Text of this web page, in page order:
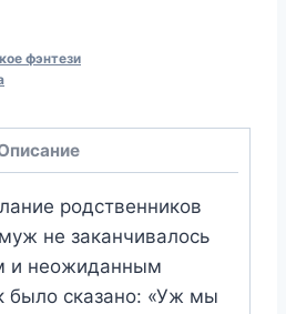
фэнтези
родственников
не заканчивалось
и неожиданным
было сказано: «Уж мы